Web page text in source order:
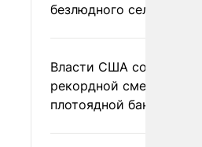
безлюдного села
Власти США сообщили
рекордной смертности
плотоядной бактерии